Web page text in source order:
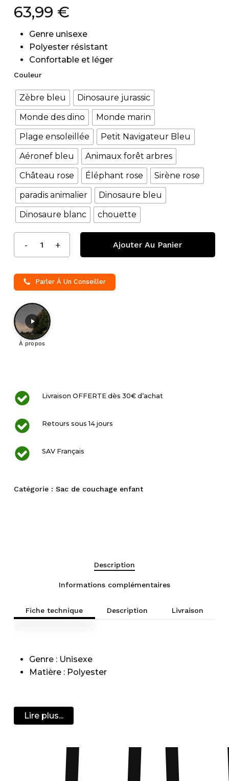
63,99 €
Genre unisexe
Polyester résistant
Confortable et léger
Couleur
Zèbre bleu
Dinosaure jurassic
Monde des dino
Monde marin
Plage ensoleillée
Petit Navigateur Bleu
Aéronef bleu
Animaux forêt arbres
Château rose
Éléphant rose
Sirène rose
paradis animalier
Dinosaure bleu
Dinosaure blanc
chouette
Ajouter Au Panier
Parler À Un Conseiller
À propos
Livraison OFFERTE dès 30€ d’achat
Retours sous 14 jours
SAV Français
Catégorie : Sac de couchage enfant
Description
Informations complémentaires
Fiche technique Description Livraison
Genre : Unisexe
Matière : Polyester
Lire plus...